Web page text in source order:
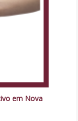
em Nova